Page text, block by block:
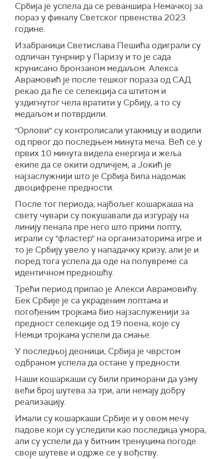
Србија је успела да се реваншира Немачкој за
пораз у финалу Светског првенства 2023.
године.
Изабраници Светислава Пешића одиграли су
одличан тунрнир у Паризу и то је сада
крунисано бронзаном медаљом. Алекса
Аврамовић је после тешког пораза од САД
рекао да ће се селекција са штитом и
уздигнутог чела вратити у Србију, а то су
медаљом и потврдили.
"Орлови" су контролисали утакмицу и водили
од првог до последњем минута меча. Већ се у
првих 10 минута видела енергија и жеља
екипе да се окити одличјем, а Јокић је
најзаслужнији што је Србија била надомак
двоцифрене предности.
После тог периода, најбољег кошаркаша на
свету чувари су покушавали да изгурају на
линију пенала пре него што прими лопту,
играли су "фластер" на организаторима игре и
то је Србију увело у нападачку кризу, али је и
поред тога успела да оде на полувреме са
идентичном предношћу.
Трећи период припао је Алекси Аврамовићу.
Бек Србије је са украденим лоптама и
погођеним тројкама био најзаслуженији за
предност селекције од 19 поена, које су
Немци тројкама успели да смање.
У последњој деоници, Србија је чврстом
одбраном успела да остане у предности.
Наши кошаркаши су били приморани да узму
већи број шутева за три, али немају добру
реализацију.
Имали су кошаркаши Србије и у овом мечу
падове који су уследили као последица умора,
али су успели да у битним тренуцима погоде
своје шутеве и одрже се у вођству.